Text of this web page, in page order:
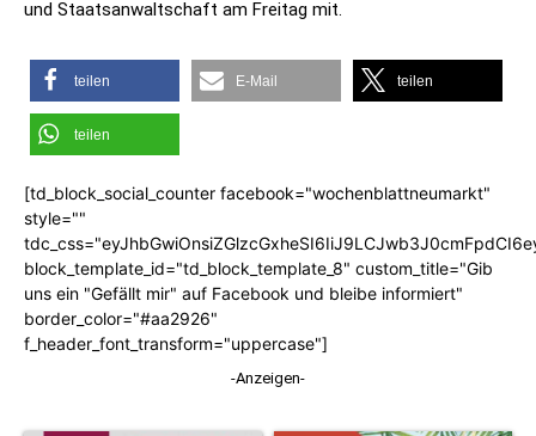
und Staatsanwaltschaft am Freitag mit.
teilen E-Mail teilen
teilen
[td_block_social_counter facebook="wochenblattneumarkt"
style=""
block_template_id="td_block_template_8" custom_title="Gib
uns ein "Gefällt mir" auf Facebook und bleibe informiert"
border_color="#aa2926"
f_header_font_transform="uppercase"]
-Anzeigen-